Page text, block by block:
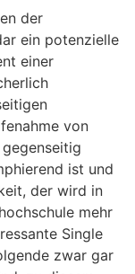
der
ein potenzielle
einer
von
ist und
der wird in
mehr
Single
zwar gar